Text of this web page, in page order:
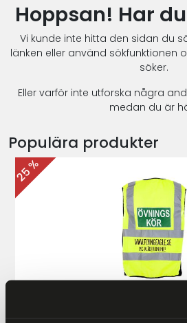
Hoppsan! Har
Vi kunde inte hitta den sidan du
länken eller använd sökfunktionen
söker.
Eller varför inte utforska några
medan du är
Populära produkter
25 %